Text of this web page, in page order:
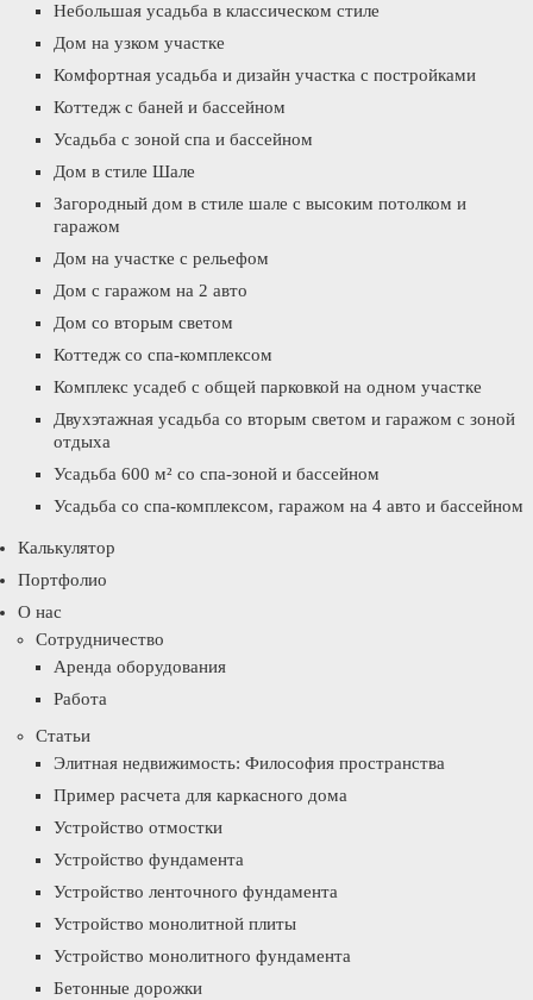
Небольшая усадьба в классическом стиле
Дом на узком участке
Комфортная усадьба и дизайн участка с постройками
Коттедж с баней и бассейном
Усадьба с зоной спа и бассейном
Дом в стиле Шале
Загородный дом в стиле шале с высоким потолком и
гаражом
Дом на участке с рельефом
Дом с гаражом на 2 авто
Дом со вторым светом
Коттедж со спа-комплексом
Комплекс усадеб с общей парковкой на одном участке
Двухэтажная усадьба со вторым светом и гаражом с зоной
отдыха
Усадьба 600 м² со спа-зоной и бассейном
Усадьба со спа-комплексом, гаражом на 4 авто и бассейном
Калькулятор
Портфолио
О нас
Сотрудничество
Аренда оборудования
Работа
Статьи
Элитная недвижимость: Философия пространства
Пример расчета для каркасного дома
Устройство отмостки
Устройство фундамента
Устройство ленточного фундамента
Устройство монолитной плиты
Устройство монолитного фундамента
Бетонные дорожки